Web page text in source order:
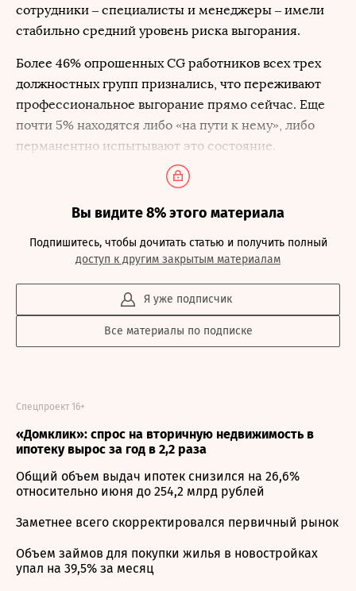
сотрудники – специалисты и менеджеры – имели
стабильно средний уровень риска выгорания.
Более 46% опрошенных CG работников всех трех
должностных групп признались, что переживают
профессиональное выгорание прямо сейчас. Еще
почти 5% находятся либо «на пути к нему», либо
перманентно испытывают это состояние.
Вы видите 8% этого материала
Подпишитесь, чтобы дочитать статью и получить полный
доступ к другим закрытым материалам
Я уже подписчик
Все материалы по подписке
«Домклик»: спрос на вторичную недвижимость в
ипотеку вырос за год в 2,2 раза
Спецпроект 16+
Общий объем выдач ипотек снизился на 26,6%
относительно июня до 254,2 млрд рублей
Заметнее всего скорректировался первичный рынок
Объем займов для покупки жилья в новостройках
упал на 39,5% за месяц